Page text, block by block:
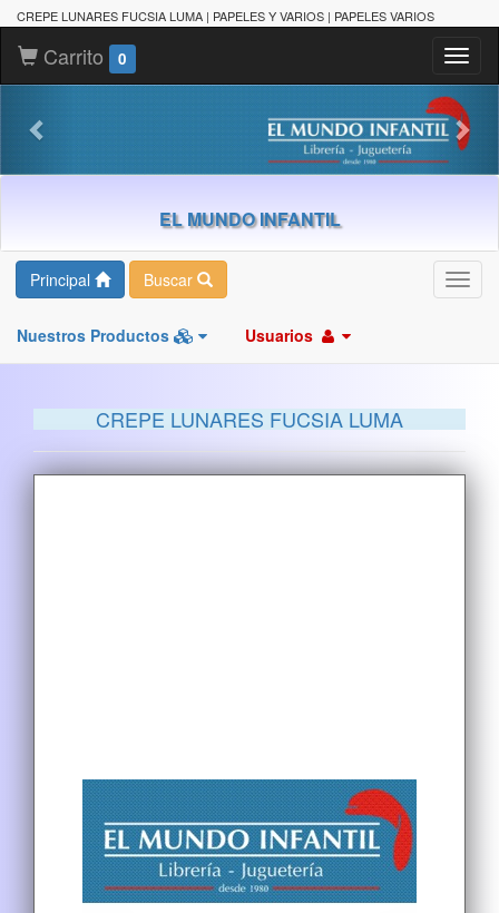
CREPE LUNARES FUCSIA LUMA | PAPELES Y VARIOS | PAPELES VARIOS
Carrito 0
EL MUNDO INFANTIL
Principal Buscar
Nuestros Productos Usuarios
CREPE LUNARES FUCSIA LUMA